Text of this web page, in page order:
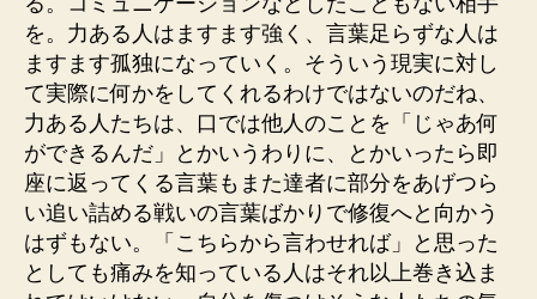
を。力ある人はますます強く、言葉足らずな人は
ますます孤独になっていく。そういう現実に対し
て実際に何かをしてくれるわけではないのだね、
力ある人たちは、口では他人のことを「じゃあ何
ができるんだ」とかいうわりに、とかいったら即
座に返ってくる言葉もまた達者に部分をあげつら
い追い詰める戦いの言葉ばかりで修復へと向かう
はずもない。「こちらから言わせれば」と思った
としても痛みを知っている人はそれ以上巻き込ま